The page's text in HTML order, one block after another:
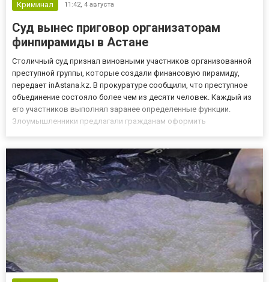
Криминал 11:42, 4 августа
Суд вынес приговор организаторам
финпирамиды в Астане
Столичный суд признал виновными участников организованной
преступной группы, которые создали финансовую пирамиду,
передает inAstana.kz. В прокуратуре сообщили, что преступное
объединение состояло более чем из десяти человек. Каждый из
его участников выполнял заранее определенные функции.
Злоумышленники предлагали гражданам оформить
потерпевших убеждали,...